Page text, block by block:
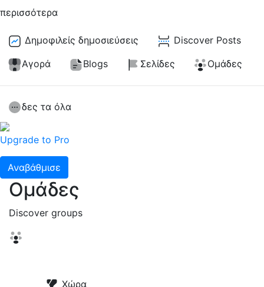
περισσότερα
Δημοφιλείς δημοσιεύσεις
Discover Posts
Αγορά
Blogs Σελίδες Ομάδες
δες τα όλα
Upgrade to Pro
Αναβάθμισε
Ομάδες
Discover groups
Χώρα